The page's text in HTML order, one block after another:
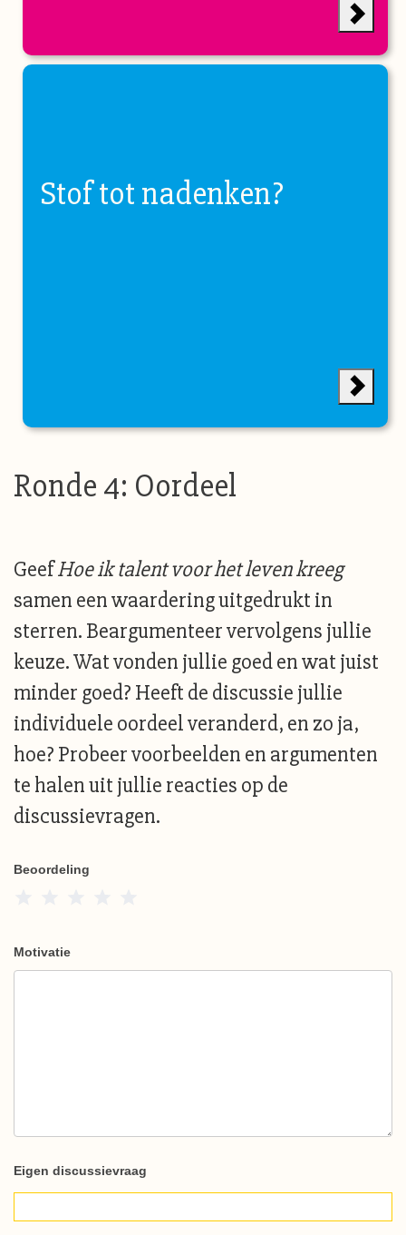
Stof tot nadenken?
Ronde 4: Oordeel
GeefHoe ik talent voor het leven kreeg
samen een waardering uitgedrukt in
sterren. Beargumenteer vervolgens jullie
keuze. Wat vonden jullie goed en wat juist
minder goed? Heeft de discussie jullie
individuele oordeel veranderd, en zo ja,
hoe? Probeer voorbeelden en argumenten
te halen uit jullie reacties op de
discussievragen.
Beoordeling
Motivatie
Eigen discussievraag